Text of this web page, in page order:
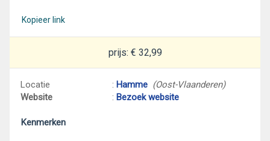
Kopieer link
prijs: € 32,99
Locatie : Hamme (Oost-Vlaanderen)
Website
: Bezoek website
Kenmerken